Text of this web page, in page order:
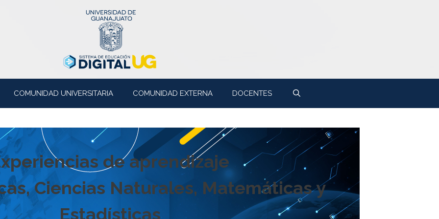
COMUNIDAD UNIVERSITARIA COMUNIDAD EXTERNA DOCENTES
de aprendizaje
Ciencias Naturales, Matemáticas y
Estadísticas